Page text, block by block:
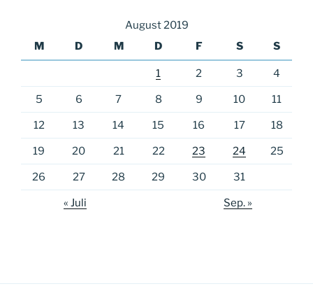
August 2019
M
D M D F S S
1 2 3 4
5 6 7 8 9 10 11
12 13 14 15 16 17 18
19 20 21 22 23 24 25
26 27 28 29 30 31
« Juli Sep. »